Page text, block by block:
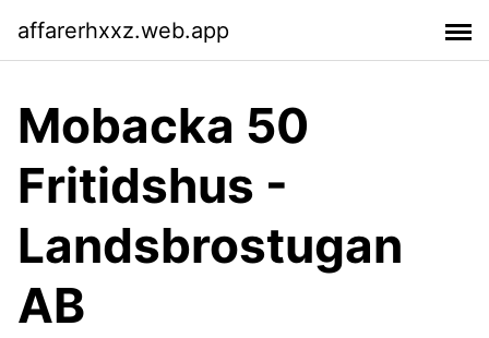
affarerhxxz.web.app
Mobacka 50
Fritidshus -
Landsbrostugan
AB